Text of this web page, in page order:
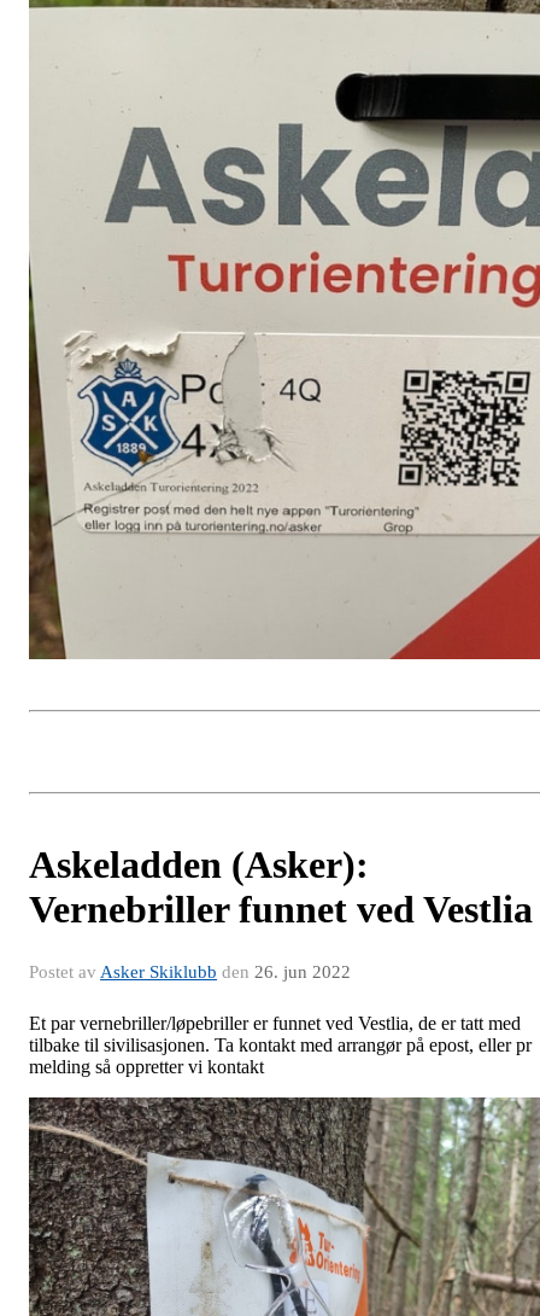
Askeladden (Asker):
Vernebriller funnet ved Vestlia
Postet av Asker Skiklubb den 26. jun 2022
Et par vernebriller/løpebriller er funnet ved Vestlia, de er tatt med
tilbake til sivilisasjonen. Ta kontakt med arrangør på epost, eller pr
melding så oppretter vi kontakt